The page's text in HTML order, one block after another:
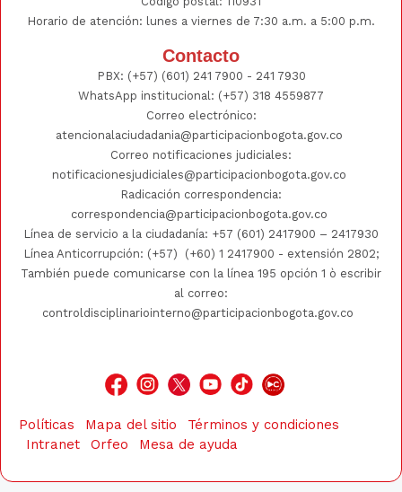
Horario de atención: lunes a viernes de 7:30 a.m. a 5:00 p.m.
Contacto
PBX: (+57) (601) 241 7900 - 241 7930
WhatsApp institucional: (+57) 318 4559877
Correo electrónico:
atencionalaciudadania@participacionbogota.gov.co
Correo notificaciones judiciales:
notificacionesjudiciales@participacionbogota.gov.co
Radicación correspondencia:
correspondencia@participacionbogota.gov.co
Línea de servicio a la ciudadanía: +57 (601) 2417900 – 2417930
Línea Anticorrupción: (+57)
(+60) 1 2417900 - extensión 2802;
También puede comunicarse con la línea 195 opción 1 ò escribir
al correo:
controldisciplinariointerno@participacionbogota.gov.co
Políticas Mapa del sitio
Términos y condiciones
Intranet
Orfeo Mesa de ayuda